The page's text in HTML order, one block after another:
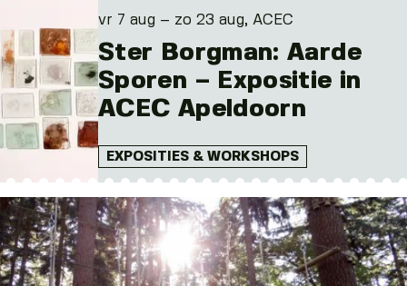
vr 7 aug – zo 23 aug, ACEC
Ster Borgman: Aarde
Sporen – Expositie in
ACEC Apeldoorn
EXPOSITIES & WORKSHOPS